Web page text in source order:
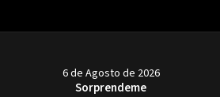
6 de Agosto de 2026
Sorprendeme